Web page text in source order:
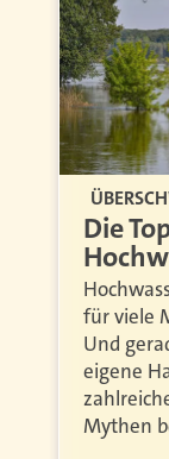
Die
für viele
Und
eigene
Mythen